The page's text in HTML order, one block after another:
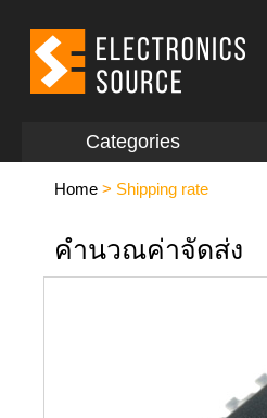
Categories
Home > Shipping rate
คำนวณค่าจัดส่ง